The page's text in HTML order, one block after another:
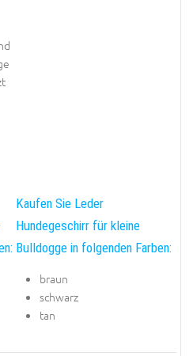
Kaufen Sie Leder
Hundegeschirr für kleine
Bulldogge in folgenden Farben:
braun
schwarz
tan